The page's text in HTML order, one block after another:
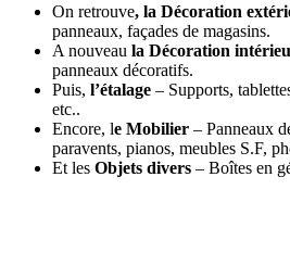
On retrouve, la Décoration
panneaux, façades de ma­gasins.
A nouveau la Décoration
panneaux décoratifs.
Puis, l’étalage – Supports,
etc..
Encore, le Mobilier – Panneaux
paravents, pianos, meubles S.F,
Et les Objets divers – Boîtes en